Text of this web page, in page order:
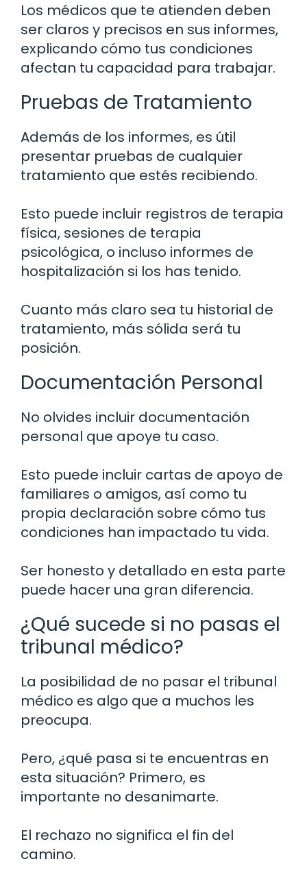
Los médicos que te atienden deben
ser claros y precisos en sus informes,
explicando cómo tus condiciones
afectan tu capacidad para trabajar.
Pruebas de Tratamiento
Además de los informes, es útil
presentar pruebas de cualquier
tratamiento que estés recibiendo.
Esto puede incluir registros de terapia
física, sesiones de terapia
psicológica, o incluso informes de
hospitalización si los has tenido.
Cuanto más claro sea tu historial de
tratamiento, más sólida será tu
posición.
Documentación Personal
No olvides incluir documentación
personal que apoye tu caso.
Esto puede incluir cartas de apoyo de
familiares o amigos, así como tu
propia declaración sobre cómo tus
condiciones han impactado tu vida.
Ser honesto y detallado en esta parte
puede hacer una gran diferencia.
¿Qué sucede si no pasas el
tribunal médico?
La posibilidad de no pasar el tribunal
médico es algo que a muchos les
preocupa.
Pero, ¿qué pasa si te encuentras en
esta situación? Primero, es
importante no desanimarte.
El rechazo no significa el fin del
camino.